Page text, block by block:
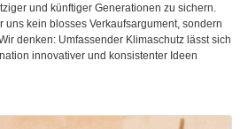
und künftiger Generationen zu sichern.
uns kein blosses Verkaufsargument, sondern
denken: Umfassender Klimaschutz lässt sich
innovativer und konsistenter Ideen